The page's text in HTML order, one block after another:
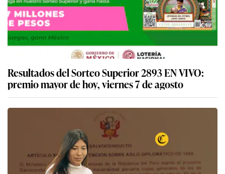
Resultados del Sorteo Superior 2893 EN VIVO:
premio mayor de hoy, viernes 7 de agosto